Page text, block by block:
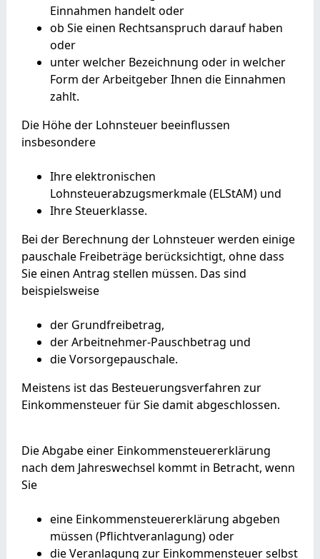
Einnahmen handelt oder
ob Sie einen Rechtsanspruch darauf haben
oder
unter welcher Bezeichnung oder in welcher
Form der Arbeitgeber Ihnen die Einnahmen
zahlt.
Die Höhe der Lohnsteuer beeinflussen
insbesondere
Ihre elektronischen
Lohnsteuerabzugsmerkmale (ELStAM) und
Ihre Steuerklasse.
Bei der Berechnung der Lohnsteuer werden einige
pauschale Freibeträge berücksichtigt, ohne dass
Sie einen Antrag stellen müssen. Das sind
beispielsweise
der Grundfreibetrag,
der Arbeitnehmer-Pauschbetrag und
die Vorsorgepauschale.
Meistens ist das Besteuerungsverfahren zur
Einkommensteuer für Sie damit abgeschlossen.
Die Abgabe einer Einkommensteuererklärung
nach dem Jahreswechsel kommt in Betracht, wenn
Sie
eine Einkommensteuererklärung abgeben
müssen (Pflichtveranlagung) oder
die Veranlagung zur Einkommensteuer selbst